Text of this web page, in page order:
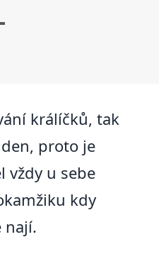
králíčků, tak
proto je
vždy u sebe
kdy
nají.